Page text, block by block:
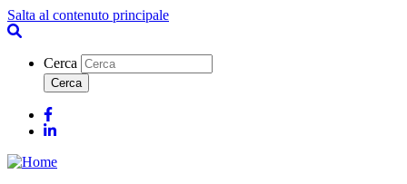
Salta al contenuto principale
Cerca
Facebook
Linkedin